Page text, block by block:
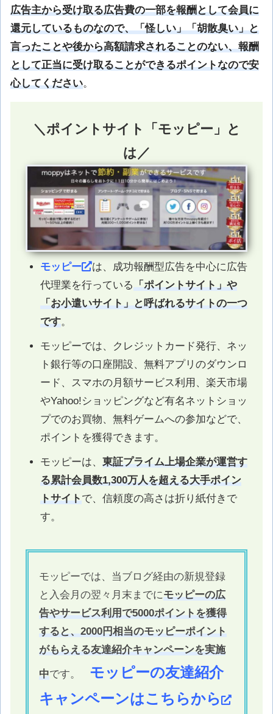
広告主から受け取る広告費の一部を報酬として会員に
還元しているものなので、「怪しい」「胡散臭い」と
言ったことや後から高額請求されることのない、報酬
として正当に受け取ることができるポイントなので安
心してください。
＼ポイントサイト「モッピー」と
は／
モッピー
は、成功報酬型広告を中心に広告
代理業を行っている 「ポイントサイト」や
「お小遣いサイト」と呼ばれるサイトの一つ
です。
モッピーでは、クレジットカード発行、ネッ
ト銀行等の口座開設、無料アプリのダウンロ
ード、スマホの月額サービス利用、楽天市場
やYahoo!ショッピングなど有名ネットショッ
プでのお買物、無料ゲームへの参加などで、
ポイントを獲得できます。
モッピーは、 東証プライム上場企業が運営す
る累計会員数1,300万人を超える大手ポイン
トサイト で、信頼度の高さは折り紙付きで
す。
モッピーでは、当ブログ経由の新規登録
と入会月の翌々月末までにモッピーの広
告やサービス利用で5000ポイントを獲得
すると、2000円相当のモッピーポイント
がもらえる友達紹介キャンペーンを実施
中です。 モッピーの友達紹介
キャンペーンはこちらから